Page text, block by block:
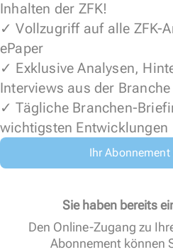
Inhalten der ZFK!
✓ Vollzugriff auf alle ZFK-
ePaper
✓ Exklusive Analysen,
Interviews aus der Branche
✓ Tägliche Branchen-
wichtigsten Entwicklungen
Ihr
Sie haben bereits
Den Online-Zugang zu
Abonnement können